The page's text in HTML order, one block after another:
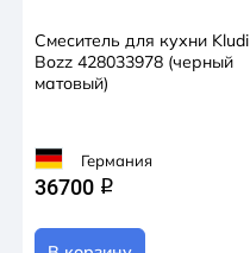
Смеситель для кухни Kludi
Bozz 428033978 (черный
матовый)
Германия
36700 q